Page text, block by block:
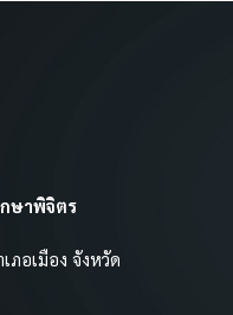
ษาพิจิตร
ภอเมือง จังหวัด